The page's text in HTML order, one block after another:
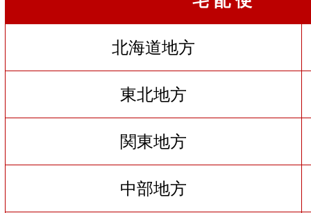
北海道地方
東北地方
関東地方
中部地方